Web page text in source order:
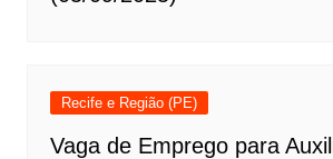
Recife e Região (PE)
Vaga de Emprego para